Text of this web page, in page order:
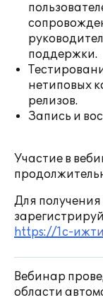
поддержки.
нетиповых
релизов.
Запись и
Участие в
Для
https://1с-
Вебинар
области